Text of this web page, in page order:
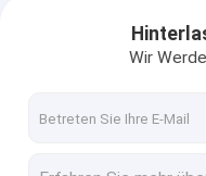
Kabel der
ecg Patientenkabel
Wir